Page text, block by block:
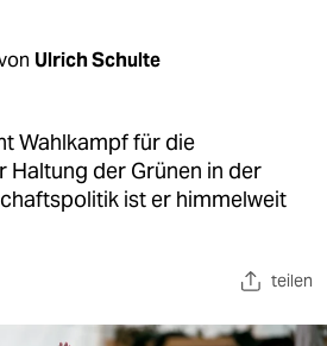
Ulrich Schulte
Wahlkampf für die
Haltung der Grünen in der
ist er himmelweit
teilen